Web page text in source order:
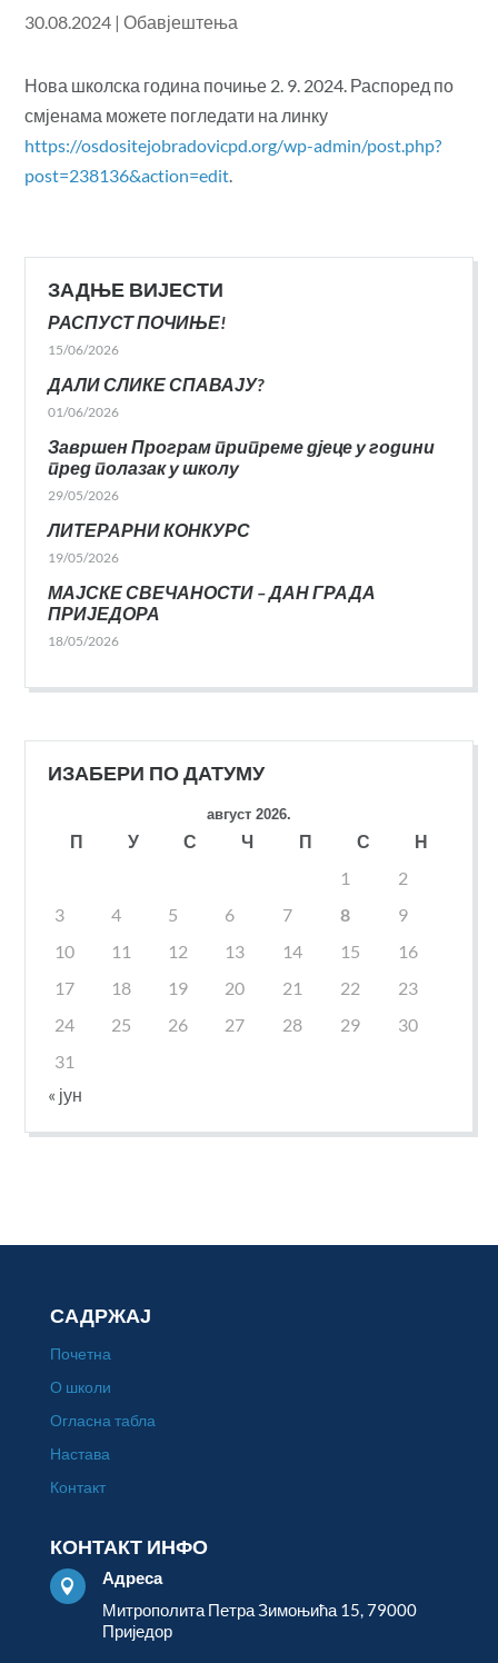
30.08.2024 |Обавјештења
Нова школска година почиње 2. 9. 2024. Распоред по
смјенама можете погледати на линку
https://osdositejobradovicpd.org/wp-admin/post.php?
post=238136&action=edit.
ЗАДЊЕ ВИЈЕСТИ
РАСПУСТ ПОЧИЊЕ!
15/06/2026
ДАЛИ СЛИКЕ СПАВАЈУ?
01/06/2026
Завршен Програм припреме дјеце у години
пред полазак у школу
29/05/2026
ЛИТЕРАРНИ КОНКУРС
19/05/2026
МАЈСКЕ СВЕЧАНОСТИ – ДАН ГРАДА
ПРИЈЕДОРА
18/05/2026
ИЗАБЕРИ ПО ДАТУМУ
август 2026.
П У С Ч П С
Н
1
2
3
4 5 6 7 8
9
10
11 12 13 14 15
16
17
18 19 20 21 22
23
24
25 26 27 28 29
30
31
« јун
САДРЖАЈ
Почетна
О школи
Огласна табла
Настава
Контакт
КОНТАКТ ИНФО

Адреса
Митрополита Петра Зимоњића 15, 79000
Приједор